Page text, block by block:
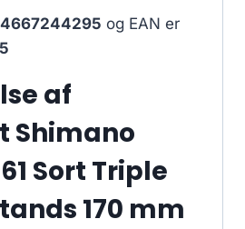
og EAN er
af
Shimano
Sort Triple
170 mm